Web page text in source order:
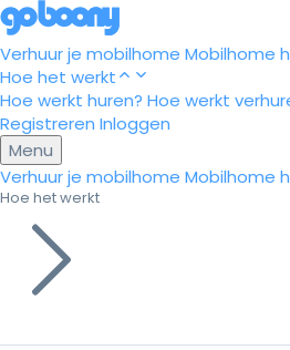
Verhuur je mobilhome Mobilhome
Hoe het werkt
Hoe werkt huren? Hoe werkt
Registreren Inloggen
Menu
Verhuur je mobilhome Mobilhome
Hoe het werkt